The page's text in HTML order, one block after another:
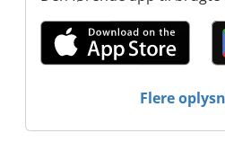
Metallbearbeitung GmbH
Metallbearbeitung GmbH
Metallbearbeitung GmbH
Flere